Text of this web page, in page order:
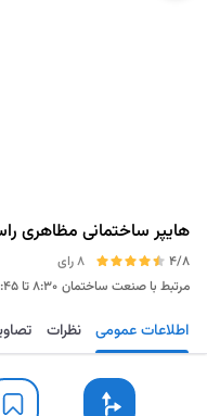
هایپر ساختمانی مظاهری
4/8
8 رای
مرتبط با صنعت ساختمان ۸:۳۰ تا ۲۰:۴۵
مسیریابی ذخیره اطلاعات عمومی نظرات